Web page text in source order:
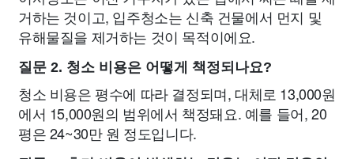
거하는 것이고, 입주청소는 신축 건물에서 먼지 및
유해물질을 제거하는 것이 목적이에요.
질문 2. 청소 비용은 어떻게 책정되나요?
청소 비용은 평수에 따라 결정되며, 대체로 13,000원
에서 15,000원의 범위에서 책정돼요. 예를 들어, 20
평은 24~30만 원 정도입니다.